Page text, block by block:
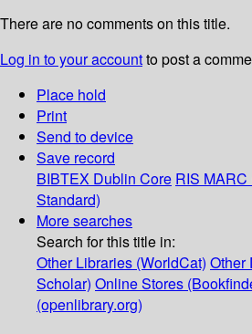
There are no comments on this title.
Log in to your accountto post a
Place hold
Print
Send to device
Save record
BIBTEX Dublin Core RIS MARC
Standard)
More searches
Search for this title in:
Other Libraries (WorldCat) Other
Scholar) Online Stores
(openlibrary.org)